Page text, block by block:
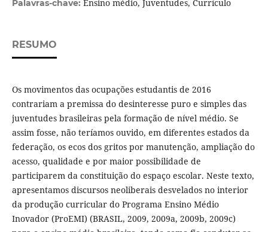
Palavras-chave: Ensino médio, Juventudes, Currículo
RESUMO
Os movimentos das ocupações estudantis de 2016
contrariam a premissa do desinteresse puro e simples das
juventudes brasileiras pela formação de nível médio. Se
assim fosse, não teríamos ouvido, em diferentes estados da
federação, os ecos dos gritos por manutenção, ampliação do
acesso, qualidade e por maior possibilidade de
participarem da constituição do espaço escolar. Neste texto,
apresentamos discursos neoliberais desvelados no interior
da produção curricular do Programa Ensino Médio
Inovador (ProEMI) (BRASIL, 2009, 2009a, 2009b, 2009c)